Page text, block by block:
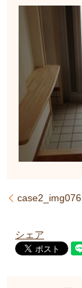
case2_img076
シェア